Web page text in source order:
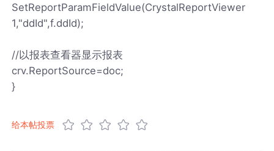
SetReportParamFieldValue(CrystalReportViewer
1,"ddId",f.ddId);
//以报表查看器显示报表
crv.ReportSource=doc;
}
给本帖投票